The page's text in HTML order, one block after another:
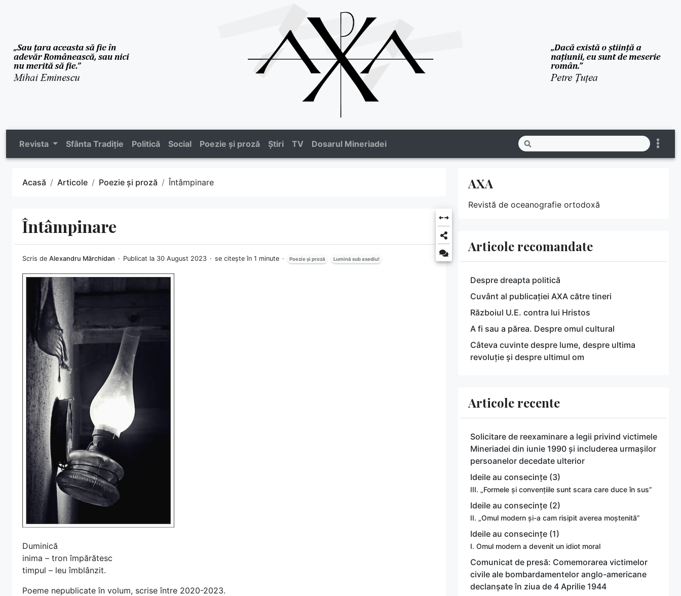
Revista Sfânta Tradiție Politică Social Poezie și proză Știri TV Dosarul Mineriadei
Acasă Articole Poezie și proză Întâmpinare
Întâmpinare
Scris de Alexandru Mărchidan Publicat la 30 August 2023 se citește în 1 minute Poezie și proză Lumină sub asediu!
Duminică
inima – tron împărătesc
timpul – leu îmblânzit.
Poeme nepublicate în volum, scrise între 2020-2023.
AXA
Revistă de oceanografie ortodoxă
Articole recomandate
Despre dreapta politică
Cuvânt al publicației AXA către tineri
Războiul U.E. contra lui Hristos
A fi sau a părea. Despre omul cultural
Câteva cuvinte despre lume, despre ultima
revoluție și despre ultimul om
Articole recente
Solicitare de reexaminare a legii privind victimele
Mineriadei din iunie 1990 și includerea urmașilor
persoanelor decedate ulterior
Ideile au consecințe (3)
III. „Formele și convențiile sunt scara care duce în sus”
Ideile au consecințe (2)
II. „Omul modern și-a cam risipit averea moștenită”
Ideile au consecințe (1)
I. Omul modern a devenit un idiot moral
Comunicat de presă: Comemorarea victimelor
civile ale bombardamentelor anglo-americane
declanșate în ziua de 4 Aprilie 1944